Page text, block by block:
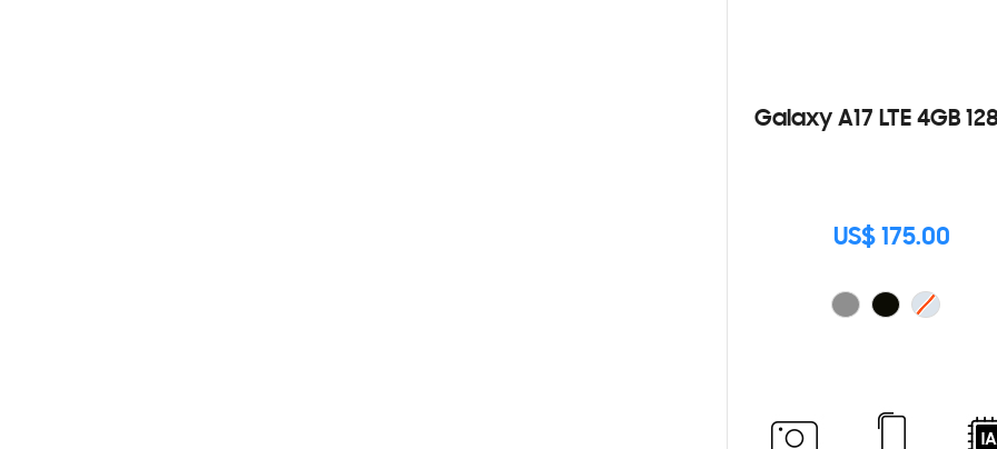
Galaxy A17 LTE 4GB
US$ 175.00